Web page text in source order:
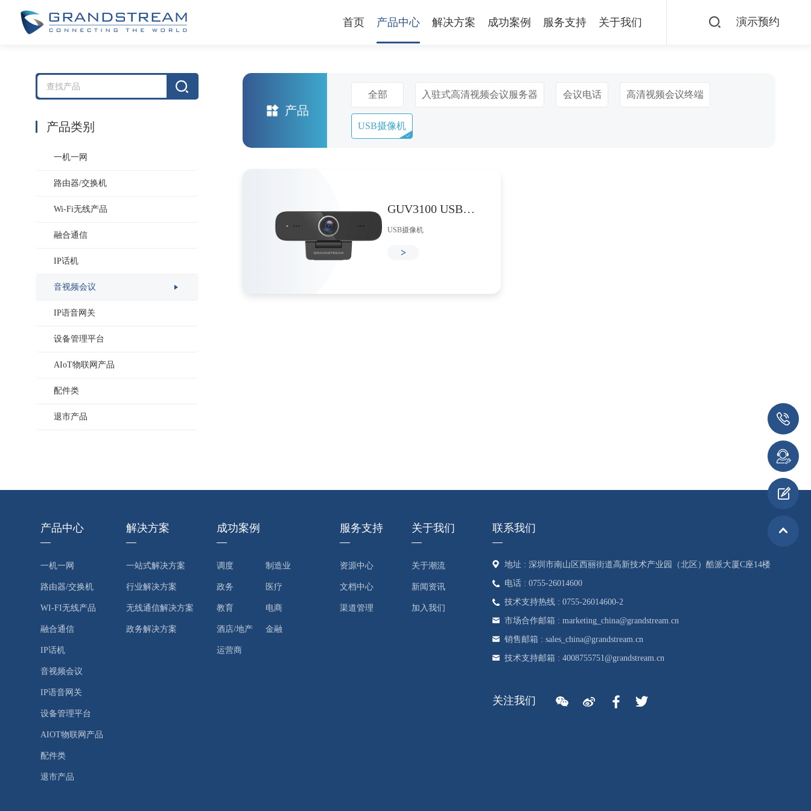
演示预约
首页 产品中心 解决方案 成功案例 服务支持 关于我们
产品类别
一机一网
路由器/交换机
Wi-Fi无线产品
融合通信
IP话机
音视频会议
IP语音网关
设备管理平台
AIoT物联网产品
配件类
退市产品
产品
全部 入驻式高清视频会议服务器 会议电话 高清视频会议终端
USB摄像机
GUV3100 USB摄像机
USB摄像机
>
产品中心
一机一网
路由器/交换机
WI-FI无线产品
融合通信
IP话机
音视频会议
IP语音网关
设备管理平台
AIOT物联网产品
配件类
退市产品
解决方案
一站式解决方案
行业解决方案
无线通信解决方案
政务解决方案
成功案例
调度 制造业
政务 医疗
教育 电商
酒店/地产 金融
运营商
服务支持
资源中心
文档中心
渠道管理
关于我们
关于潮流
新闻资讯
加入我们
联系我们
地址 : 深圳市南山区西丽街道高新技术产业园（北区）酷派大厦C座14楼
电话 : 0755-26014600
技术支持热线 : 0755-26014600-2
市场合作邮箱 : marketing_china@grandstream.cn
销售邮箱 : sales_china@grandstream.cn
技术支持邮箱 : 4008755751@grandstream.cn
关注我们